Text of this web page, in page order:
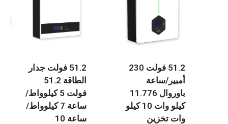
51.2 فولت 230
أمبير/ساعة
باوروال 11.776
كيلو وات 10 كيلو
وات تخزين
51.2 فولت جدار
الطاقة 51.2
فولت 5 كيلوواط/
ساعة 7 كيلوواط/
ساعة 10